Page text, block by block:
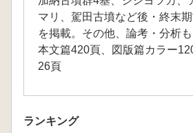
マリ、駕田古墳など後・終末
を掲載。その他、論考・分析も
本文篇420頁、図版篇カラー
26頁
ランキング